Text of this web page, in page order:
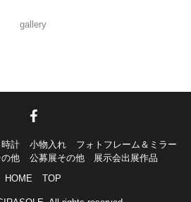
gallery
時計 小物入れ
フォトフレーム＆ミラー
の他
公募展その他 展示会出展作品
HOME
TOP